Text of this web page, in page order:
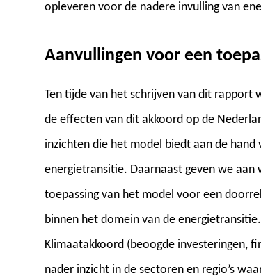
opleveren voor de nadere invulling van
Aanvullingen voor een
Ten tijde van het schrijven van dit
de effecten van dit akkoord op de
inzichten die het model biedt aan de
energietransitie. Daarnaast geven we
toepassing van het model voor een
binnen het domein van de
Klimaatakkoord (beoogde investeringen,
nader inzicht in de sectoren en regio’s